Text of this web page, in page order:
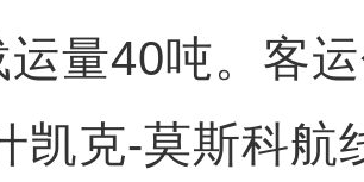
运量40吨。客
凯克-莫斯科航